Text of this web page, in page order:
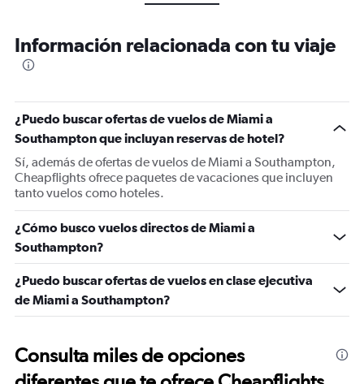
Información relacionada con tu viaje
¿Puedo buscar ofertas de vuelos de Miami a
Southampton que incluyan reservas de hotel?
Sí, además de ofertas de vuelos de Miami a Southampton,
Cheapflights ofrece paquetes de vacaciones que incluyen
tanto vuelos como hoteles.
¿Cómo busco vuelos directos de Miami a
Southampton?
¿Puedo buscar ofertas de vuelos en clase ejecutiva
de Miami a Southampton?
Consulta miles de opciones